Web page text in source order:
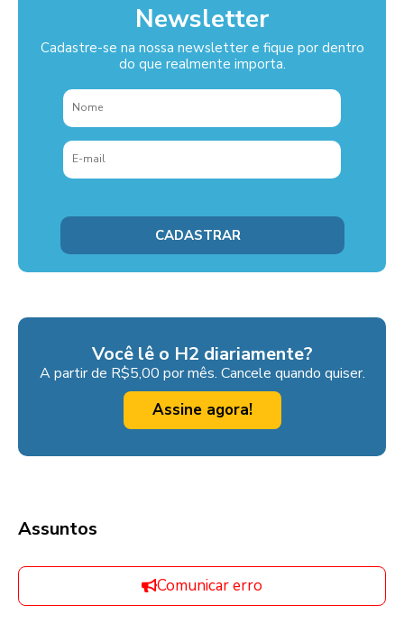
Newsletter
Cadastre-se na nossa newsletter e fique por dentro
do que realmente importa.
Você lê o H2 diariamente?
A partir de R$5,00 por mês. Cancele quando quiser.
Assine agora!
Assuntos
Comunicar erro